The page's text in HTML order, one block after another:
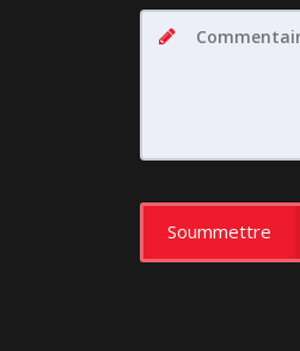
Soummettre